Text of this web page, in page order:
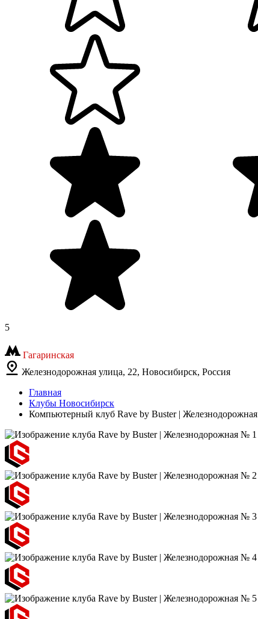
5
Гагаринская
Железнодорожная улица, 22, Новосибирск, Россия
Главная
Клубы Новосибирск
Компьютерный клуб Rave by Buster | Железнодорожная